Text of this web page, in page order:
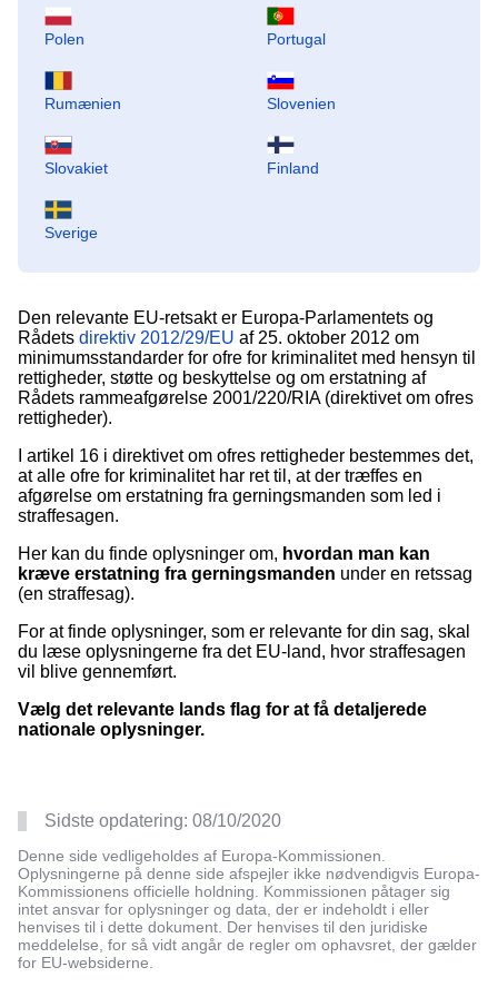
Polen Portugal
Rumænien Slovenien
Slovakiet Finland
Sverige
Den relevante EU-retsakt er Europa-Parlamentets og
Rådets direktiv 2012/29/EU af 25. oktober 2012 om
minimumsstandarder for ofre for kriminalitet med hensyn til
rettigheder, støtte og beskyttelse og om erstatning af
Rådets rammeafgørelse 2001/220/RIA (direktivet om ofres
rettigheder).
I artikel 16 i direktivet om ofres rettigheder bestemmes det,
at alle ofre for kriminalitet har ret til, at der træffes en
afgørelse om erstatning fra gerningsmanden som led i
straffesagen.
Her kan du finde oplysninger om, hvordan man kan
kræve erstatning fra gerningsmanden under en retssag
(en straffesag).
For at finde oplysninger, som er relevante for din sag, skal
du læse oplysningerne fra det EU-land, hvor straffesagen
vil blive gennemført.
Vælg det relevante lands flag for at få detaljerede
nationale oplysninger.
Sidste opdatering: 08/10/2020
Denne side vedligeholdes af Europa-Kommissionen.
Oplysningerne på denne side afspejler ikke nødvendigvis Europa-
Kommissionens officielle holdning. Kommissionen påtager sig
intet ansvar for oplysninger og data, der er indeholdt i eller
henvises til i dette dokument. Der henvises til den juridiske
meddelelse, for så vidt angår de regler om ophavsret, der gælder
for EU-websiderne.